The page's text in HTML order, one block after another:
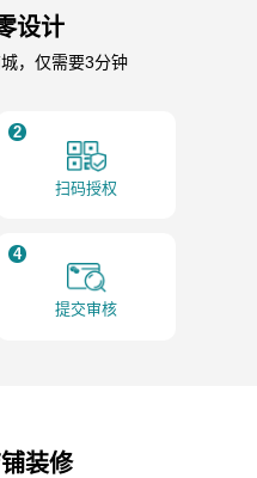
设计
，仅需要3分钟
2
扫码授权
4
提交审核
装修